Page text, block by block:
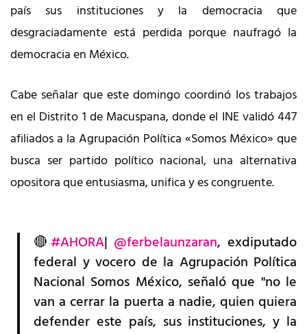
país sus instituciones y la democracia que
desgraciadamente está perdida porque naufragó la
democracia en México.
Cabe señalar que este domingo coordinó los trabajos
en el Distrito 1 de Macuspana, donde el INE validó 447
afiliados a la Agrupación Política «Somos México» que
busca ser partido político nacional, una alternativa
opositora que entusiasma, unifica y es congruente.
🔴 #AHORA| @ferbelaunzaran, exdiputado
federal y vocero de la Agrupación Política
Nacional Somos México, señaló que "no le
van a cerrar la puerta a nadie, quien quiera
defender este país, sus instituciones, y la